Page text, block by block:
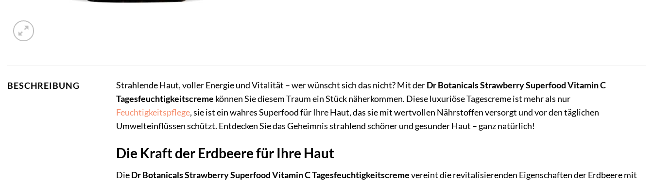
BESCHREIBUNG Strahlende Haut, voller Energie und Vitalität – wer wünscht sich das nicht? Mit derDr Botanicals Strawberry Superfood Vitamin C
Tagesfeuchtigkeitscreme können Sie diesem Traum ein Stück näherkommen. Diese luxuriöse Tagescreme ist mehr als nur
Feuchtigkeitspflege, sie ist ein wahres Superfood für Ihre Haut, das sie mit wertvollen Nährstoffen versorgt und vor den täglichen
Umwelteinflüssen schützt. Entdecken Sie das Geheimnis strahlend schöner und gesunder Haut – ganz natürlich!
Die Kraft der Erdbeere für Ihre Haut
DieDr Botanicals Strawberry Superfood Vitamin C Tagesfeuchtigkeitscremevereint die revitalisierenden Eigenschaften der Erdbeere mit